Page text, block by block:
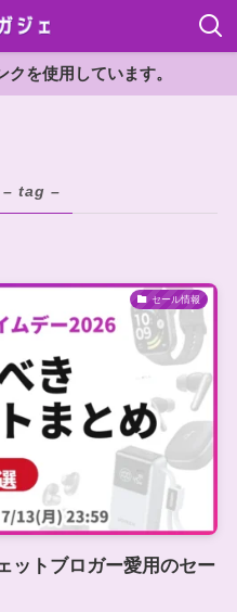
を使用しています。
– tag –
セール情報
ットブロガー愛用のセー